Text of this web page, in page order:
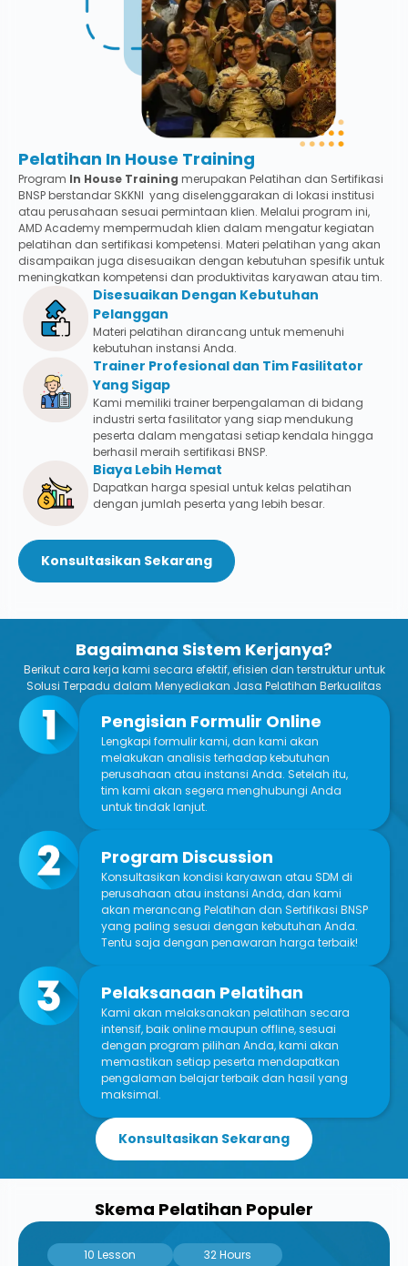
Pelatihan In House Training
Program In House Training merupakan Pelatihan dan Sertifikasi
BNSP berstandar SKKNI yang diselenggarakan di lokasi institusi
atau perusahaan sesuai permintaan klien. Melalui program ini,
AMD Academy mempermudah klien dalam mengatur kegiatan
pelatihan dan sertifikasi kompetensi. Materi pelatihan yang akan
disampaikan juga disesuaikan dengan kebutuhan spesifik untuk
meningkatkan kompetensi dan produktivitas karyawan atau tim.
Disesuaikan Dengan Kebutuhan
Pelanggan
Materi pelatihan dirancang untuk memenuhi
kebutuhan instansi Anda.
Trainer Profesional dan Tim Fasilitator
Yang Sigap
Kami memiliki trainer berpengalaman di bidang
industri serta fasilitator yang siap mendukung
peserta dalam mengatasi setiap kendala hingga
berhasil meraih sertifikasi BNSP.
Bia ya Lebih Hemat
Dapatkan harga spesial untuk kelas pelatihan
dengan jumlah peserta yang lebih besar.
Konsultasikan Sekarang
Bagaimana S istem Kerjanya?
Berikut cara kerja kami secara efektif, efisien dan terstruktur untuk
Solusi Terpadu dalam Menyediakan Jasa Pelatihan Berkualitas
Pengisian Formulir Online
Lengkapi formulir kami, dan kami akan
melakukan analisis terhadap kebutuhan
perusahaan atau instansi Anda. Setelah itu,
tim kami akan segera menghubungi Anda
untuk tindak lanjut.
Program Discussion
Konsultasikan kondisi karyawan atau SDM di
perusahaan atau instansi Anda, dan kami
akan merancang Pelatihan dan Sertifikasi BNSP
yang paling sesuai dengan kebutuhan Anda.
Tentu saja dengan penawaran harga terbaik!
Pelaksanaan Pelatihan
Kami akan melaksanakan pelatihan secara
intensif, baik online maupun offline, sesuai
dengan program pilihan Anda, kami akan
memastikan setiap peserta mendapatkan
pengalaman belajar terbaik dan hasil yang
maksimal.
Konsultasikan Sekarang
Skema Pelatihan Populer
10 Lesson 32 Hours